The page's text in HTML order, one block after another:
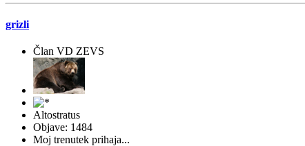
grizli
Član VD ZEVS
Altostratus
Objave: 1484
Moj trenutek prihaja...